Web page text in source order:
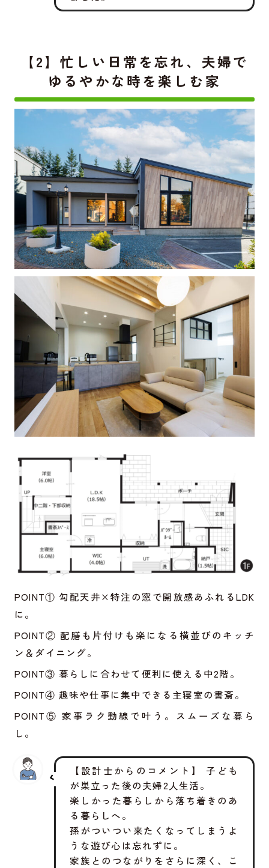
【2】忙しい日常を忘れ、夫婦で
ゆるやかな時を楽しむ家
POINT① 勾配天井×特注の窓で開放感あふれるLDK
に。
POINT② 配膳も片付けも楽になる横並びのキッチ
ン＆ダイニング。
POINT③ 暮らしに合わせて便利に使える中2階。
POINT④ 趣味や仕事に集中できる主寝室の書斎。
POINT⑤ 家事ラク動線で叶う。スムーズな暮ら
し。
【設計士からのコメント】 子ども
が巣立った後の夫婦2人生活。
楽しかった暮らしから落ち着きのあ
る暮らしへ。
孫がついつい来たくなってしまうよ
うな遊び心は忘れずに。
家族とのつながりをさらに深く、こ